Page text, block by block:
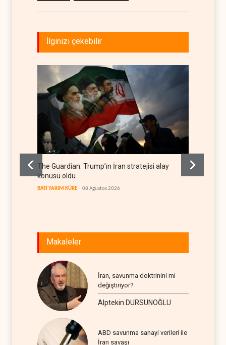
İlginizi çekebilir
The Guardian: Trump’ın İran stratejisi alay
konusu oldu
BATI YARIM KÜRE 08 Ağustos 2026
Makaleler
İran, savunma doktrinini mi
değiştiriyor?
Alptekin DURSUNOĞLU
ABD savunma sanayi verileri ile
İran savaşı